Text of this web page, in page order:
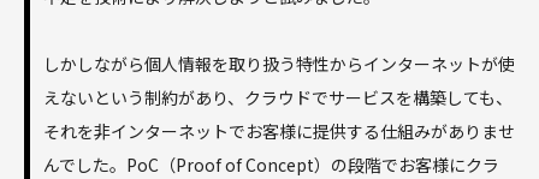
しかしながら個人情報を取り扱う特性からインターネットが使
えないという制約があり、クラウドでサービスを構築しても、
それを非インターネットでお客様に提供する仕組みがありませ
んでした。PoC（Proof of Concept）の段階でお客様にクラ